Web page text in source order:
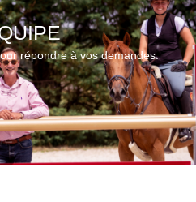
répondre à vos demandes.